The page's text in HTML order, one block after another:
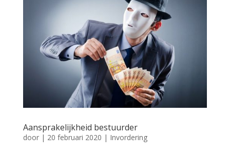
Aansprakelijkheid bestuurder
door | 20 februari 2020 | Invordering